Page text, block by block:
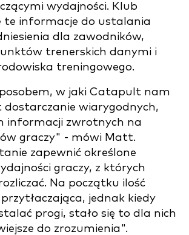
wydajności. Klub
te informacje do ustalania
dla zawodników,
trenerskich danymi i
treningowego.
w jaki Catapult nam
dostarczanie wiarygodnych,
informacji zwrotnych na
graczy" - mówi Matt.
zapewnić określone
graczy, z których
Na początku ilość
jednak kiedy
progi, stało się to dla nich
do zrozumienia".